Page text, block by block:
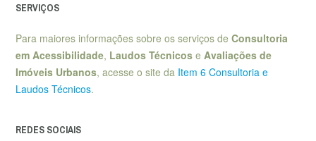
SERVIÇOS
Para maiores informações sobre os serviços de Consultoria
em Acessibilidade, Laudos Técnicos e Avaliações de
Imóveis Urbanos, acesse o site da Item 6 Consultoria e
Laudos Técnicos.
REDES SOCIAIS